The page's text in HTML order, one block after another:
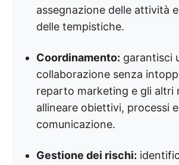
assegnazione delle attività
delle tempistiche.
Coordinamento: garantisci
collaborazione senza
reparto marketing e gli altri
allineare obiettivi, processi
comunicazione.
Gestione dei rischi: